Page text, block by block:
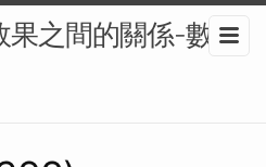
果之間的關係-數位